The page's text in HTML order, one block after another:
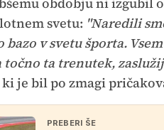
svetu: "Naredili
v svetu športa.
ta trenutek,
je bil po zmagi
PREBERI ŠE